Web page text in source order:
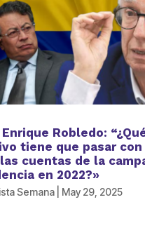
Robledo:
tiene que pasar con
cuentas de la
en 2022?»
Semana| May 29, 2025